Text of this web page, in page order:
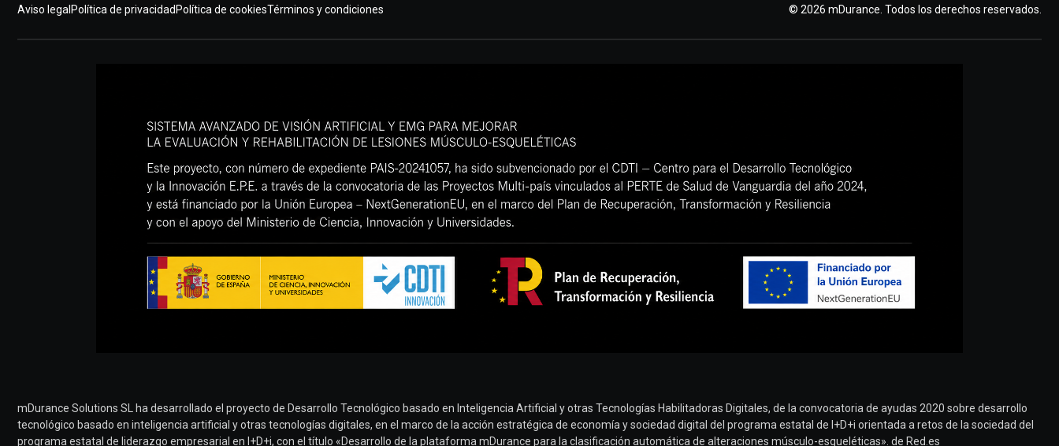
Aviso legal Política de privacidad Política de cookiesTérminos y condiciones © 2026 mDurance. Todos los derechos reservados.
mDurance Solutions SL ha desarrollado el proyecto de Desarrollo Tecnológico basado en Inteligencia Artificial y otras Tecnologías Habilitadoras Digitales, de la convocatoria de ayudas 2020 sobre desarrollo
tecnológico basado en inteligencia artificial y otras tecnologías digitales, en el marco de la acción estratégica de economía y sociedad digital del programa estatal de I+D+i orientada a retos de la sociedad del
programa estatal de liderazgo empresarial en I+D+i, con el título «Desarrollo de la plataforma mDurance para la clasificación automática de alteraciones músculo-esqueléticas». de Red.es